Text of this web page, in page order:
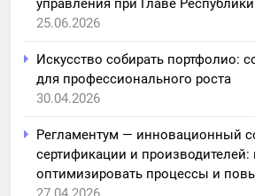
управления при Главе
25.06.2026
Искусство собирать портфолио:
для профессионального роста
30.04.2026
Регламентум — инновационный
сертификации и производителей:
оптимизировать процессы и